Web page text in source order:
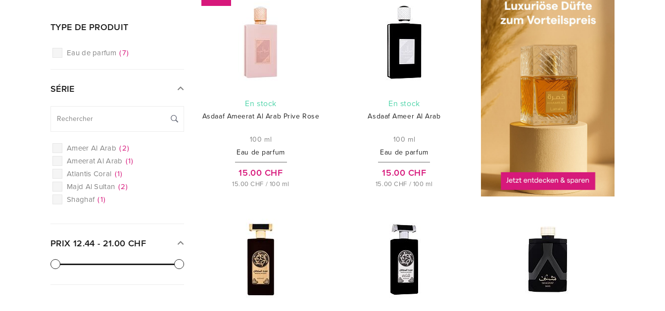
TYPE DE PRODUIT
Eau de parfum (7)
SÉRIE
Ameer Al Arab (2)
Ameerat Al Arab (1)
Atlantis Coral (1)
Majd Al Sultan (2)
Shaghaf (1)
PRIX 12.44 - 21.00 CHF
En stock
Asdaaf Ameerat Al Arab Prive Rose
100 ml
Eau de parfum
15.00 CHF
15.00 CHF / 100 ml
En stock
Asdaaf Ameer Al Arab
100 ml
Eau de parfum
15.00 CHF
15.00 CHF / 100 ml